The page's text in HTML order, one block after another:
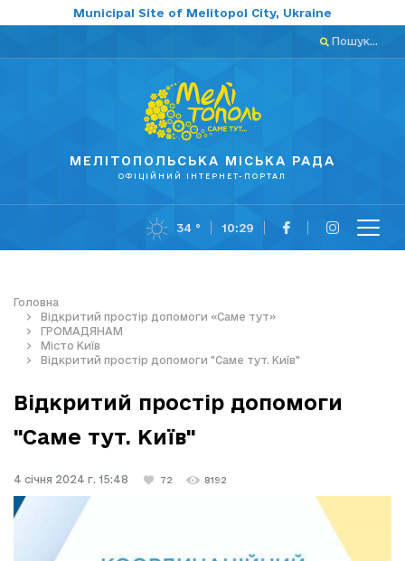
Municipal Site of Melitopol City, Ukraine
Пошук...
МЕЛІТОПОЛЬСЬКА МІСЬКА РАДА
ОФІЦІЙНИЙ ІНТЕРНЕТ-ПОРТАЛ
34 ° 10:29
Головна
Відкритий простір допомоги «Саме тут»
ГРОМАДЯНАМ
Місто Київ
Відкритий простір допомоги "Саме тут. Київ"
Відкритий простір допомоги
"Саме тут. Київ"
4 січня 2024 г. 15:48 72 8192